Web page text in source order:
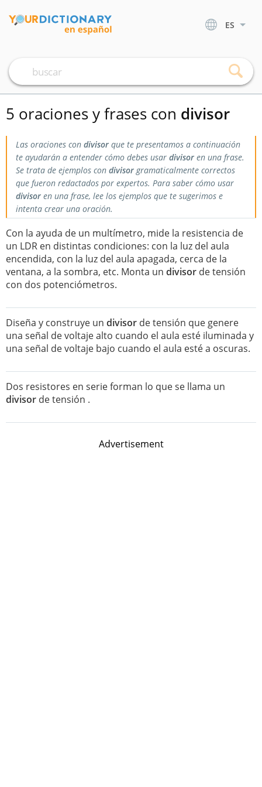
ES
5 oraciones y frases con divisor
Las oraciones con divisor que te presentamos a continuación
te ayudarán a entender cómo debes usar divisor en una frase.
Se trata de ejemplos con divisorgramaticalmente correctos
que fueron redactados por expertos. Para saber cómo usar
divisor en una frase, lee los ejemplos que te sugerimos e
intenta crear una oración.
Con la ayuda de un multímetro, mide la resistencia de
un LDR en distintas condiciones: con la luz del aula
encendida, con la luz del aula apagada, cerca de la
ventana, a la sombra, etc. Monta un divisor de tensión
con dos potenciómetros.
Diseña y construye un divisor de tensión que genere
una señal de voltaje alto cuando el aula esté iluminada y
una señal de voltaje bajo cuando el aula esté a oscuras.
Dos resistores en serie forman lo que se llama un
divisor de tensión .
Advertisement